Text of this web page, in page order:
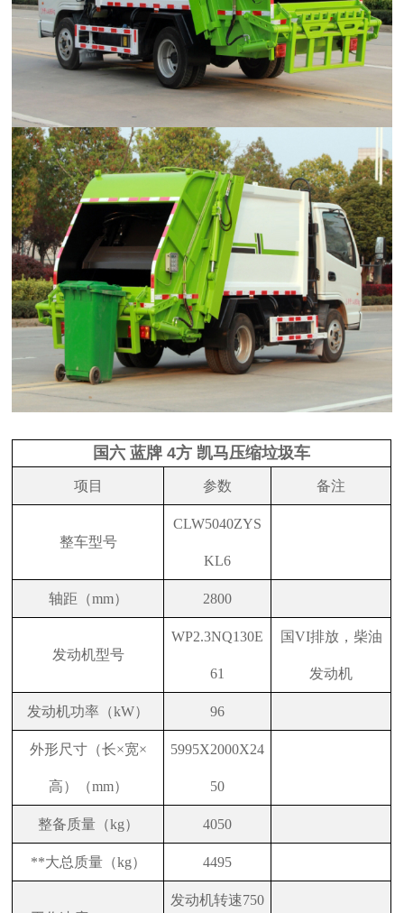
国六 蓝牌 4方 凯马压缩垃圾车
项目 参数 备注
整车型号
CLW5040ZYS
KL6
轴距（mm） 2800
发动机型号
WP2.3NQ130E
61
国VI排放，柴油
发动机
发动机功率（kW） 96
外形尺寸（长×宽×
高）（mm）
5995X2000X24
50
整备质量（kg） 4050
**大总质量（kg） 4495
发动机转速750